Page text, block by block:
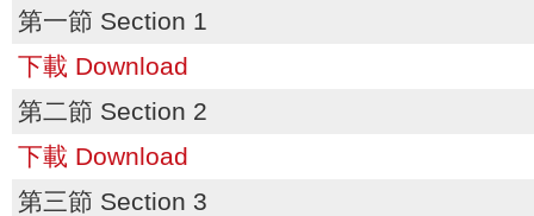
第一節 Section 1
下載 Download
第二節 Section 2
下載 Download
第三節 Section 3